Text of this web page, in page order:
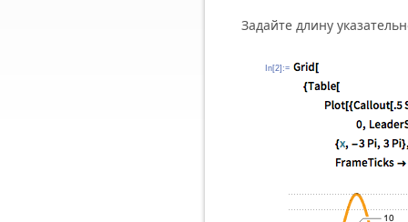
Задайте длину
In[2]:=